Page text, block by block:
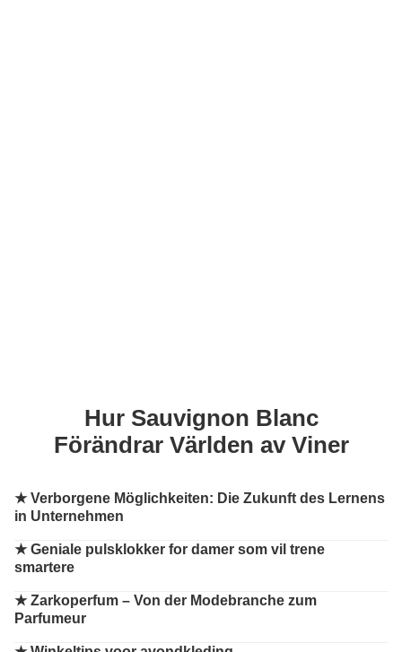
Hur Sauvignon Blanc
Förändrar Världen av Viner
★Verborgene Möglichkeiten: Die Zukunft des Lernens
in Unternehmen
★Geniale pulsklokker for damer som vil trene
smartere
★Zarkoperfum – Von der Modebranche zum
Parfumeur